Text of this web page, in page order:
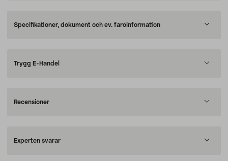
Specifikationer, dokument och ev. faroinformation
Trygg E-Handel
Recensioner
Experten svarar